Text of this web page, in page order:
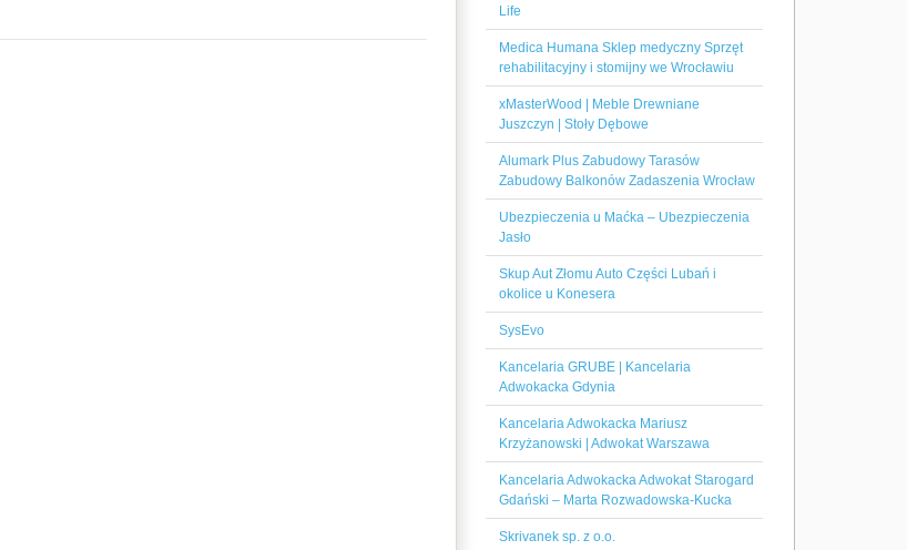
Life
Medica Humana Sklep medyczny Sprzęt
rehabilitacyjny i stomijny we Wrocławiu
xMasterWood | Meble Drewniane
Juszczyn | Stoły Dębowe
Alumark Plus Zabudowy Tarasów
Zabudowy Balkonów Zadaszenia Wrocław
Ubezpieczenia u Maćka – Ubezpieczenia
Jasło
Skup Aut Złomu Auto Części Lubań i
okolice u Konesera
SysEvo
Kancelaria GRUBE | Kancelaria
Adwokacka Gdynia
Kancelaria Adwokacka Mariusz
Krzyżanowski | Adwokat Warszawa
Kancelaria Adwokacka Adwokat Starogard
Gdański – Marta Rozwadowska-Kucka
Skrivanek sp. z o.o.